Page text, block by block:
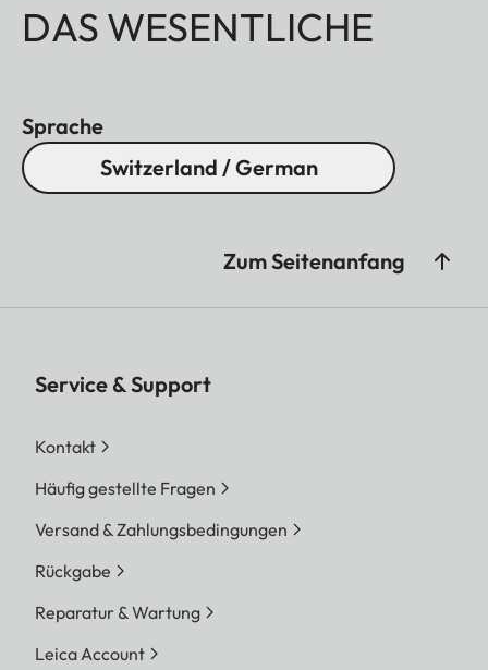
DAS WESENTLICHE
Sprache
Switzerland / German
Zum Seitenanfang
Service & Support
Kontakt
Häufig gestellte Fragen
Versand & Zahlungsbedingungen
Rückgabe
Reparatur & Wartung
Leica Account